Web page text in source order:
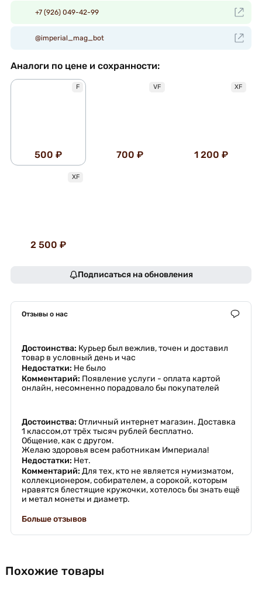
+7 (926) 049-42-99
@imperial_mag_bot
Аналоги по цене и сохранности:
F
500 ₽
VF
700 ₽
XF
1 200 ₽
XF
2 500 ₽
Подписаться на обновления
Отзывы о нас
Достоинства: Курьер был вежлив, точен и доставил
товар в условный день и час
Недостатки: Не было
Комментарий: Появление услуги - оплата картой
онлайн, несомненно порадовало бы покупателей
Достоинства: Отличный интернет магазин. Доставка
1 классом,от трёх тысяч рублей бесплатно.
Общение, как с другом.
Желаю здоровья всем работникам Империала!
Недостатки: Нет.
Комментарий: Для тех, кто не является нумизматом,
коллекционером, собирателем, а сорокой, которым
нравятся блестящие кружочки, хотелось бы знать ещё
и метал монеты и диаметр.
Больше отзывов
Похожие товары